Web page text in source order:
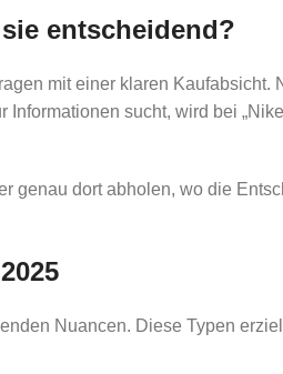
entscheidend?
mit einer klaren Kaufabsicht.
sucht, wird bei
dort abholen, wo die
Nuancen. Diese Typen